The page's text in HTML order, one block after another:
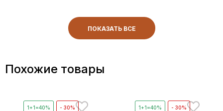
ПОКАЗАТЬ ВСЕ
Похожие товары
1+1=40% - 30% 1+1=40% - 30%